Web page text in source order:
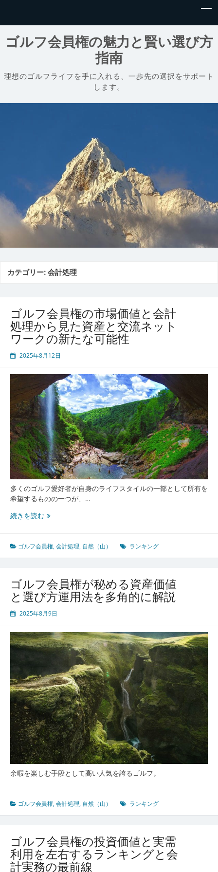
ゴルフ会員権の魅力と賢い選び方
指南
理想のゴルフライフを手に入れる、一歩先の選択をサポート
します。
カテゴリー:会計処理
ゴルフ会員権の市場価値と会計
処理から見た資産と交流ネット
ワークの新たな可能性
2025年8月12日
多くのゴルフ愛好者が自身のライフスタイルの一部として所有を
希望するものの一つが、…
続きを読むゴ
会
員
市
場
値
会
計
か
ら
見
た
資
産
と
交
流
ネ
ワ
新
た
な
ゴルフ会員権,会計処理, 自然（山） ランキング
ゴルフ会員権が秘める資産価値
と選び方運用法を多角的に解説
2025年8月9日
余暇を楽しむ手段として高い人気を誇るゴルフ。
ゴルフ会員権,会計処理, 自然（山） ランキング
ゴルフ会員権の投資価値と実需
利用を左右するランキングと会
計実務の最前線